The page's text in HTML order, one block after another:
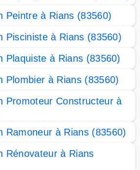
Peintre à Rians (83560)
Pisciniste à Rians (83560)
Plaquiste à Rians (83560)
Plombier à Rians (83560)
Promoteur Constructeur à
Ramoneur à Rians (83560)
Rénovateur à Rians